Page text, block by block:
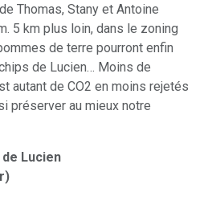
Thomas, Stany et Antoine
5 km plus loin, dans le zoning
de terre pourront enfin
de Lucien… Moins de
autant de CO2 en moins rejetés
préserver au mieux notre
Lucien